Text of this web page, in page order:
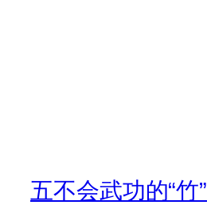
五不会武功的“竹”